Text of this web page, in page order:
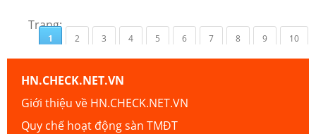
Trang:
1 2 3 4 5 6 7 8 9 10
HN.CHECK.NET.VN
Giới thiệu về HN.CHECK.NET.VN
Quy chế hoạt động sàn TMĐT